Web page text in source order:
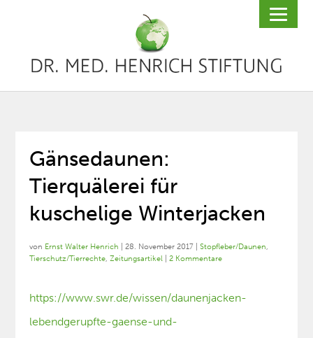
Gänsedaunen:
Tierquälerei für
kuschelige Winterjacken
von Ernst Walter Henrich |28. November 2017 |Stopfleber/Daunen,
Tierschutz/Tierrechte,Zeitungsartikel |2 Kommentare
https://www.swr.de/wissen/daunenjacken-
lebendgerupfte-gaense-und-